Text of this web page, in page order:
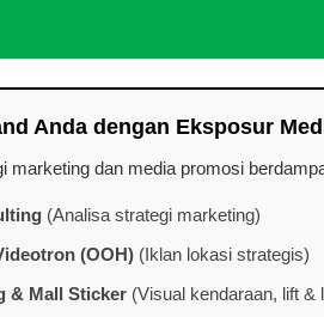
Anda dengan Eksposur
marketing dan media promosi
(Analisa strategi marketing)
(OOH) (Iklan lokasi strategis)
& Mall Sticker (Visual kendaraan, lift &